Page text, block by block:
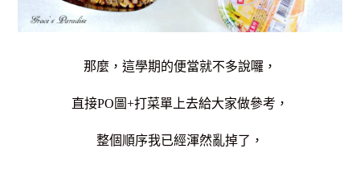
那麼，這學期的便當就不多說囉，
直接PO圖+打菜單上去給大家做參考，
整個順序我已經渾然亂掉了，